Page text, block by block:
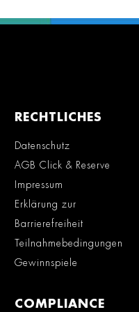
RECHTLICHES
Datenschutz
AGB Click & Reserve
Impressum
Erklärung zur
Barrierefreiheit
Teilnahmebedingungen
Gewinnspiele
COMPLIANCE